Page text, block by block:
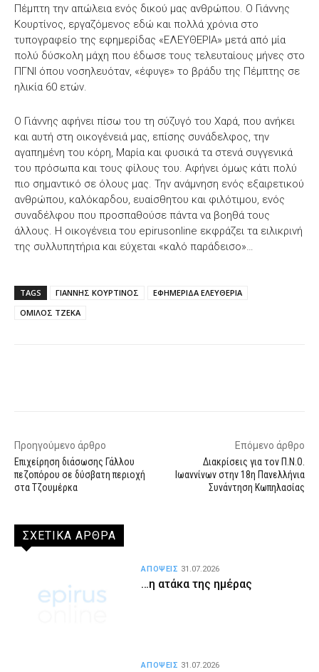
Πέμπτη την απώλεια ενός δικού μας ανθρώπου. Ο Γιάννης
Κουρτίνος, εργαζόμενος εδώ και πολλά χρόνια στο
τυπογραφείο της εφημερίδας «ΕΛΕΥΘΕΡΙΑ» μετά από μία
πολύ δύσκολη μάχη που έδωσε τους τελευταίους μήνες στο
ΠΓΝΙ όπου νοσηλευόταν, «έφυγε» το βράδυ της Πέμπτης σε
ηλικία 60 ετών.
Ο Γιάννης αφήνει πίσω του τη σύζυγό του Χαρά, που ανήκει
και αυτή στη οικογένειά μας, επίσης συνάδελφος, την
αγαπημένη του κόρη, Μαρία και φυσικά τα στενά συγγενικά
του πρόσωπα και τους φίλους του. Αφήνει όμως κάτι πολύ
πιο σημαντικό σε όλους μας. Την ανάμνηση ενός εξαιρετικού
ανθρώπου, καλόκαρδου, ευαίσθητου και φιλότιμου, ενός
συναδέλφου που προσπαθούσε πάντα να βοηθά τους
άλλους. Η οικογένεια του epirusonline εκφράζει τα ειλικρινή
της συλλυπητήρια και εύχεται «καλό παράδεισο»…
TAGS ΓΙΑΝΝΗΣ ΚΟΥΡΤΙΝΟΣ
ΕΦΗΜΕΡΙΔΑ ΕΛΕΥΘΕΡΙΑ
ΟΜΙΛΟΣ ΤΖΕΚΑ
Προηγούμενο άρθρο
Επιχείρηση διάσωσης Γάλλου
πεζοπόρου σε δύσβατη περιοχή
στα Τζουμέρκα
Επόμενο άρθρο
Διακρίσεις για τον Π.Ν.Ο.
Ιωαννίνων στην 18η Πανελλήνια
Συνάντηση Κωπηλασίας
ΣΧΕΤΙΚΑ ΑΡΘΡΑ
…η ατάκα της ημέρας
ΑΠΟΨΕΙΣ 31.07.2026
ΑΠΟΨΕΙΣ 31.07.2026